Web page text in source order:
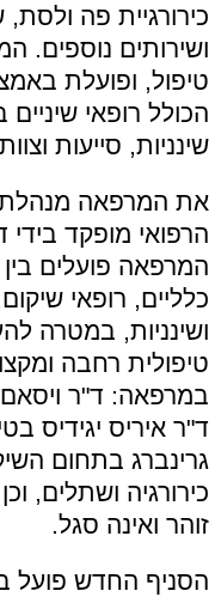
כירורגיית פה
ושירותים נוספים.
טיפול, ופועלת
הכולל רופאי
שינניות, סייעות
את המרפאה מנהלת
הרפואי מופקד בידי
המרפאה פועלים בין
כלליים, רופאי
ושינניות, במטרה
טיפולית רחבה
במרפאה: ד"ר ויסאם
ד"ר איריס יגידיס
גרינברג בתחום
כירורגיה ושתלים,
זוהר ואינה סגל.
הסניף החדש פועל